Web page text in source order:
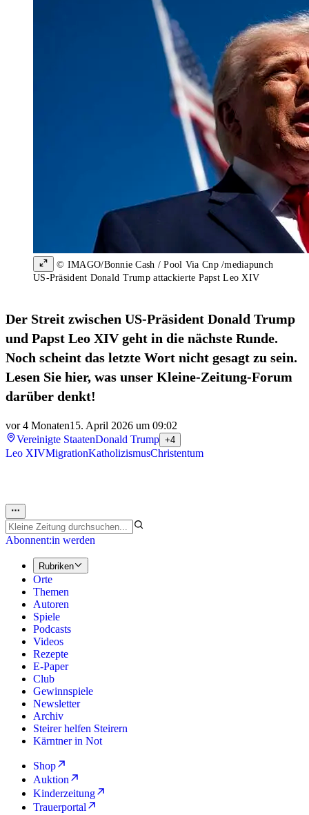
© IMAGO/Bonnie Cash / Pool Via Cnp /mediapunch
US-Präsident Donald Trump attackierte Papst Leo XIV
Der Streit zwischen US-Präsident Donald Trump
und Papst Leo XIV geht in die nächste Runde.
Noch scheint das letzte Wort nicht gesagt zu sein.
Lesen Sie hier, was unser Kleine-Zeitung-Forum
darüber denkt!
vor 4 Monaten15. April 2026 um 09:02
Vereinigte StaatenDonald Trump +4
Leo XIVMigrationKatholizismusChristentum
Abonnent:in werden
Rubriken
Orte
Themen
Autoren
Spiele
Podcasts
Videos
Rezepte
E-Paper
Club
Gewinnspiele
Newsletter
Archiv
Steirer helfen Steirern
Kärntner in Not
Shop
Auktion
Kinderzeitung
Trauerportal